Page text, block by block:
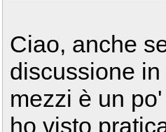
Ciao, anche
discussione
mezzi è un
ho visto